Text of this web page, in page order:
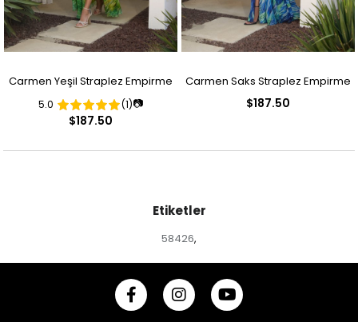
Carmen Yeşil Straplez Empirme
Desenli Abiye Elbise
5.0 (1)📷
$187.50
Carmen Saks Straplez Empirme
$187.50
Etiketler
58426,